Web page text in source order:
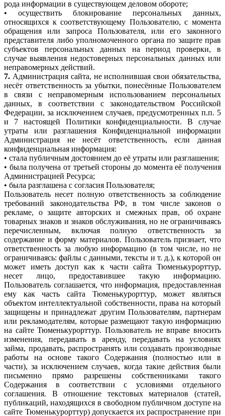
рода информации в существующем деловом обороте;
• осуществить блокирование персональных данных,
относящихся к соответствующему Пользователю, с момента
обращения или запроса Пользователя, или его законного
представителя либо уполномоченного органа по защите прав
субъектов персональных данных на период проверки, в
случае выявления недостоверных персональных данных или
неправомерных действий.
7. Администрация сайта, не исполнившая свои обязательства,
несёт ответственность за убытки, понесённые Пользователем
в связи с неправомерным использованием персональных
данных, в соответствии с законодательством Российской
Федерации, за исключением случаев, предусмотренных п.п. 5
и 7 настоящей Политики конфиденциальности. В случае
утраты или разглашения Конфиденциальной информации
Администрация не несёт ответственность, если данная
конфиденциальная информация:
• стала публичным достоянием до её утраты или разглашения;
• была получена от третьей стороны до момента её получения
Администрацией Ресурса;
• была разглашена с согласия Пользователя;
Пользователь несет полную ответственность за соблюдение
требований законодательства РФ, в том числе законов о
рекламе, о защите авторских и смежных прав, об охране
товарных знаков и знаков обслуживания, но не ограничиваясь
перечисленным, включая полную ответственность за
содержание и форму материалов. Пользователь признает, что
ответственность за любую информацию (в том числе, но не
ограничиваясь: файлы с данными, тексты и т. д.), к которой он
может иметь доступ как к части сайта Тюменькурорттур,
несет лицо, предоставившее такую информацию.
Пользователь соглашается, что информация, предоставленная
ему как часть сайта Тюменькурорттур, может являться
объектом интеллектуальной собственности, права на который
защищены и принадлежат другим Пользователям, партнерам
или рекламодателям, которые размещают такую информацию
на сайте Тюменькурорттур. Пользователь не вправе вносить
изменения, передавать в аренду, передавать на условиях
займа, продавать, распространять или создавать производные
работы на основе такого Содержания (полностью или в
части), за исключением случаев, когда такие действия были
письменно прямо разрешены собственниками такого
Содержания в соответствии с условиями отдельного
соглашения. В отношение текстовых материалов (статей,
публикаций, находящихся в свободном публичном доступе на
сайте Тюменькурорттур) допускается их распространение при